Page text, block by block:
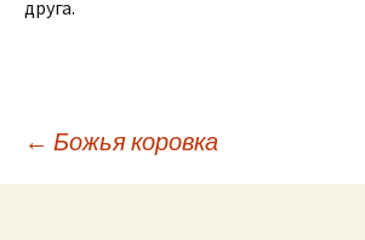
друга.
Навигация
← Божья коровка